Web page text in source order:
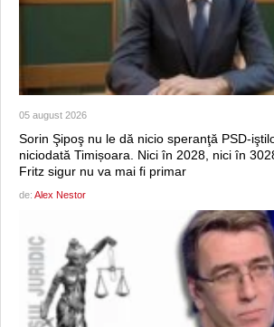
05 august 2026
Sorin Şipoş nu le dă nicio speranţă PSD-
niciodată Timișoara. Nici în 2028, nici în
Fritz sigur nu va mai fi primar
de: Alex Nestor